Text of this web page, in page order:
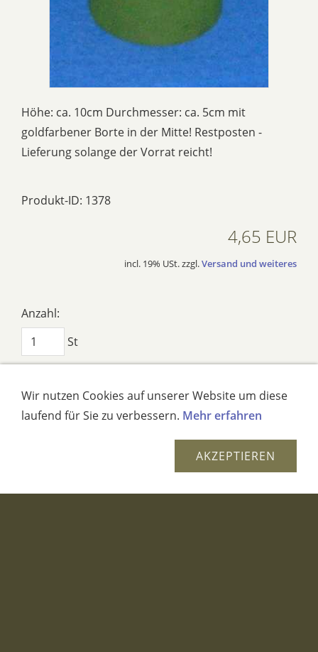
Höhe: ca. 10cm Durchmesser: ca. 5cm mit
goldfarbener Borte in der Mitte! Restposten -
Lieferung solange der Vorrat reicht!
Produkt-ID: 1378
4,65 EUR
incl. 19% USt. zzgl.Versand und weiteres
Anzahl:
St
Dieses Produkt weiterempfehlen
Wir nutzen Cookies auf unserer Website um diese
laufend für Sie zu verbessern. Mehr erfahren
AKZEPTIEREN